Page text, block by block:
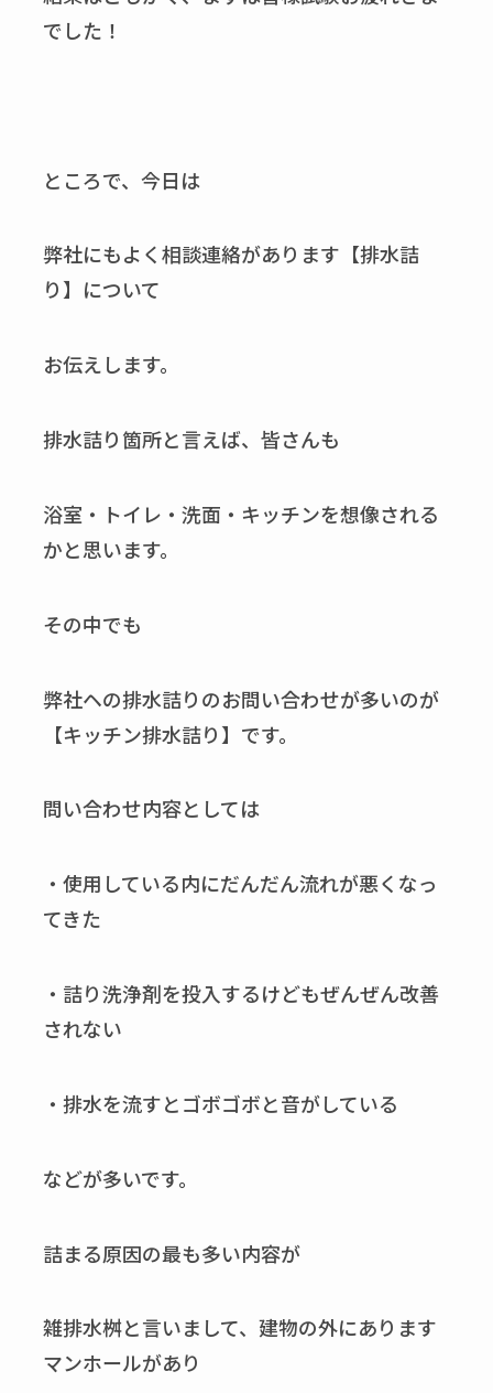
でした！
ところで、今日は
弊社にもよく相談連絡があります【排水詰
り】について
お伝えします。
排水詰り箇所と言えば、皆さんも
浴室・トイレ・洗面・キッチンを想像される
かと思います。
その中でも
弊社ヘの排水詰りのお問い合わせが多いのが
【キッチン排水詰り】です。
問い合わせ内容としては
・使用している内にだんだん流れが悪くなっ
てきた
・詰り洗浄剤を投入するけどもぜんぜん改善
されない
・排水を流すとゴボゴボと音がしている
などが多いです。
詰まる原因の最も多い内容が
雑排水桝と言いまして、建物の外にあります
マンホールがあり